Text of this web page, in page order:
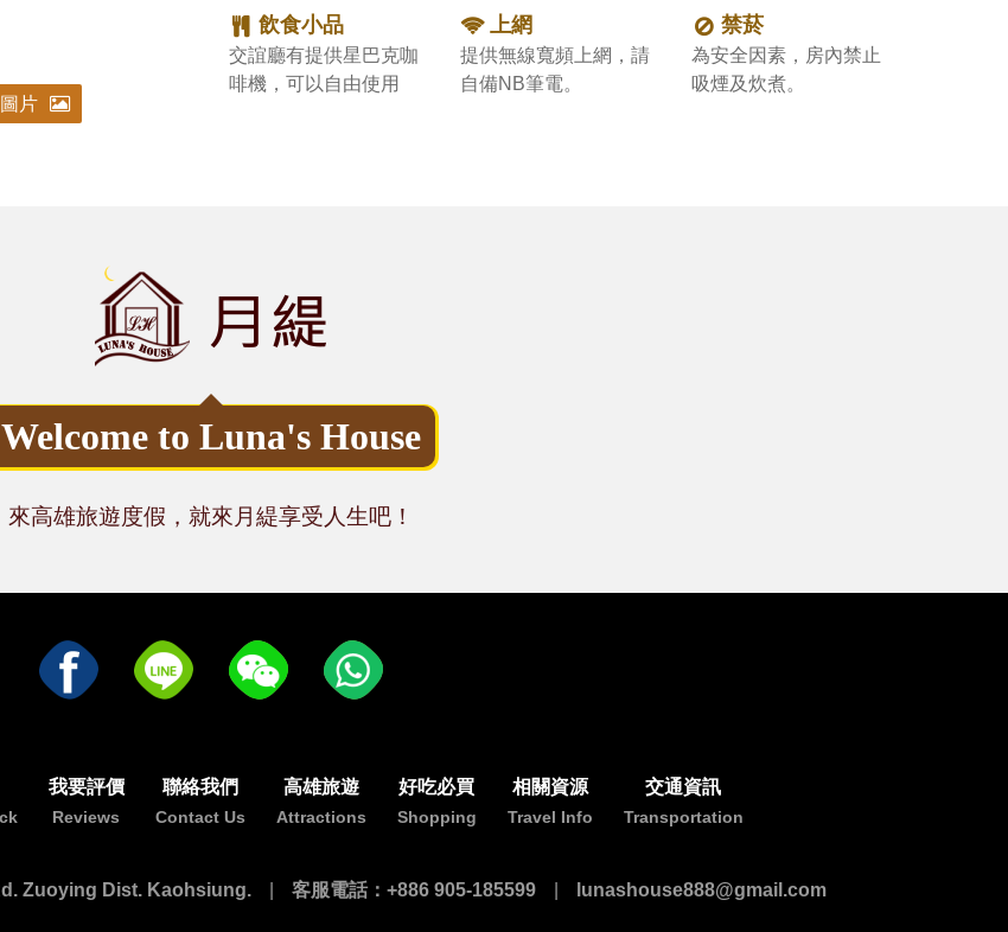
片
飲食小品
交誼廳有提供星巴克咖
啡機，可以自由使用
上網
提供無線寬頻上網，請
自備NB筆電。
禁菸
為安全因素，房內禁止
吸煙及炊煮。
Welcome to Luna's House
來高雄旅遊度假，就來月緹享受人生吧！
我要評價
Reviews
聯絡我們
Contact Us
高雄旅遊
Attractions
好吃必買
Shopping
相關資源
Travel Info
交通資訊
Transportation
Zuoying Dist. Kaohsiung. 客服電話：+886 905-185599 lunashouse888@gmail.com